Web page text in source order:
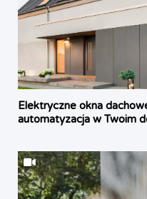
Elektryczne okna
automatyzacja w Twoim